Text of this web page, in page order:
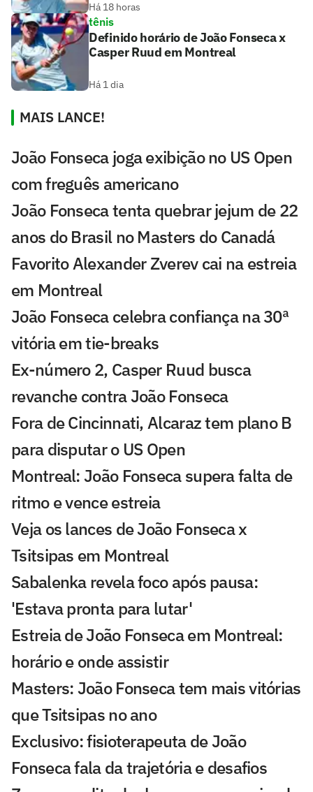
Há 18 horas
tênis
Definido horário de João Fonseca x
Casper Ruud em Montreal
Há 1 dia
MAIS LANCE!
João Fonseca joga exibição no US Open
com freguês americano
João Fonseca tenta quebrar jejum de 22
anos do Brasil no Masters do Canadá
Favorito Alexander Zverev cai na estreia
em Montreal
João Fonseca celebra confiança na 30ª
vitória em tie-breaks
Ex-número 2, Casper Ruud busca
revanche contra João Fonseca
Fora de Cincinnati, Alcaraz tem plano B
para disputar o US Open
Montreal: João Fonseca supera falta de
ritmo e vence estreia
Veja os lances de João Fonseca x
Tsitsipas em Montreal
Sabalenka revela foco após pausa:
'Estava pronta para lutar'
Estreia de João Fonseca em Montreal:
horário e onde assistir
Masters: João Fonseca tem mais vitórias
que Tsitsipas no ano
Exclusivo: fisioterapeuta de João
Fonseca fala da trajetória e desafios